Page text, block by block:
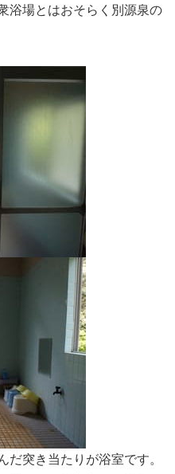
浴場とはおそらく別源泉の
だ突き当たりが浴室です。